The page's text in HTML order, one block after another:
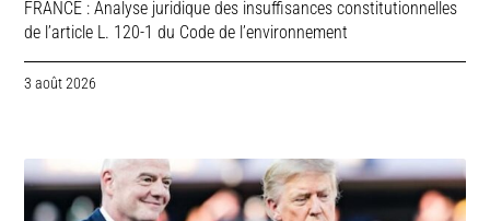
FRANCE : Analyse juridique des insuffisances constitutionnelles
de l’article L. 120-1 du Code de l’environnement
3 août 2026